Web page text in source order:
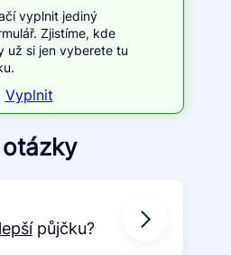
vyplnit jediný
Zjistíme, kde
už si jen vyberete tu
Vyplnit
půjčku?